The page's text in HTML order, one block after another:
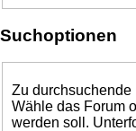
Suchoptionen
Zu durchsuchende
Wähle das Forum
werden soll.